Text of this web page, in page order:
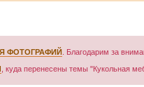
ФОТОГРАФИЙ . Благодарим за
, куда перенесены темы "Кукольная